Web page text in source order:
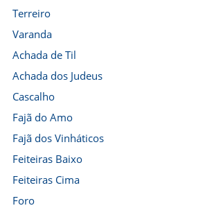
Terreiro
Varanda
Achada de Til
Achada dos Judeus
Cascalho
Fajã do Amo
Fajã dos Vinháticos
Feiteiras Baixo
Feiteiras Cima
Foro